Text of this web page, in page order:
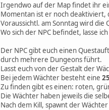
Irgendwo auf der Map findet ihr
Momentan ist er noch deaktiviert,
Voraussichtl. am Sonntag wird die
Wo sich der NPC befindet, lasse
Der NPC gibt euch einen
durch mehrere Dungeons führt.
Lasst euch von der Gestalt der
Bei jedem Wächter besteht eine
Zu finden gibt es einen: roten,
Die Wächter haben jeweils die
Nach dem Kill, spawnt der